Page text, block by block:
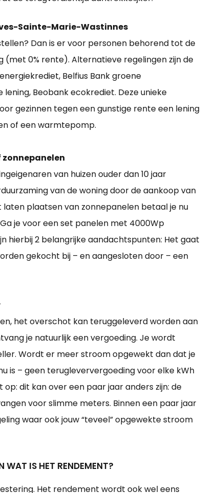
Sainte-Marie-Wastinnes
Dan is er voor personen behorend tot de
(met 0% rente). Alternatieve regelingen zijn de
Belfius Bank groene
lening, Beobank ecokrediet. Deze unieke
gezinnen tegen een gunstige rente een lening
of een warmtepomp.
van huizen ouder dan 10 jaar
van de woning door de aankoop van
laten plaatsen van zonnepanelen betaal je nu
je voor een set panelen met 4000Wp
hierbij 2 belangrijke aandachtspunten: Het gaat
gekocht bij – en aangesloten door – een
het overschot kan teruggeleverd worden aan
je natuurlijk een vergoeding. Je wordt
Wordt er meer stroom opgewekt dan dat je
is – geen terugleververgoeding voor elke kWh
dit kan over een paar jaar anders zijn: de
voor slimme meters. Binnen een paar jaar
waar ook jouw “teveel” opgewekte stroom
WAT IS HET RENDEMENT?
Het rendement wordt ook wel eens